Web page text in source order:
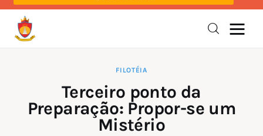
Orações
Espiritualidade
Catolicismo
FILOTÉIA
Terceiro ponto da
Preparação: Propor-se um
Mistério